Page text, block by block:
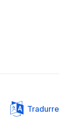
Tradurre